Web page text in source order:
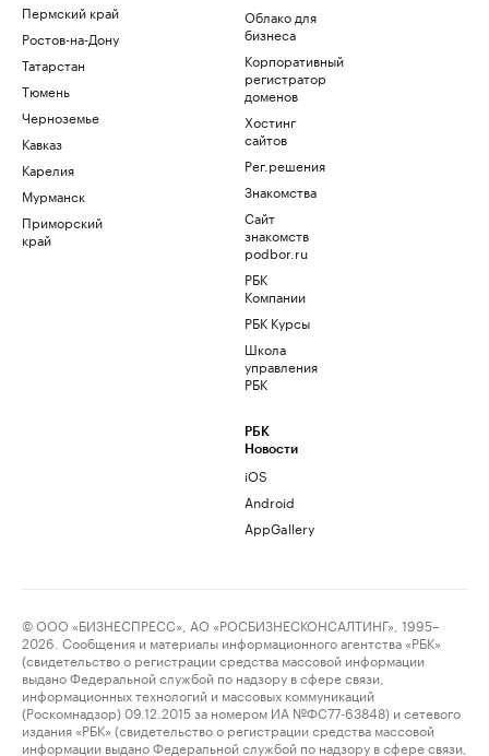
Пермский край
Ростов-на-Дону
Татарстан
Тюмень
Черноземье
Кавказ
Карелия
Мурманск
Приморский
край
Облако для
бизнеса
Корпоративный
регистратор
доменов
Хостинг
сайтов
Рег.решения
Знакомства
Сайт
знакомств
podbor.ru
РБК
Компании
РБК Курсы
Школа
управления
РБК
РБК
Новости
iOS
Android
AppGallery
© ООО «БИЗНЕСПРЕСС», АО «РОСБИЗНЕСКОНСАЛТИНГ», 1995–
2026. Сообщения и материалы информационного агентства «РБК»
(свидетельство о регистрации средства массовой информации
выдано Федеральной службой по надзору в сфере связи,
информационных технологий и массовых коммуникаций
(Роскомнадзор) 09.12.2015 за номером ИА №ФС77-63848) и сетевого
издания «РБК» (свидетельство о регистрации средства массовой
информации выдано Федеральной службой по надзору в сфере связи,